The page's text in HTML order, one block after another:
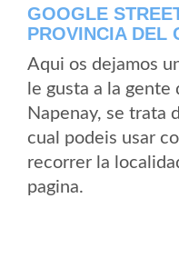
GOOGLE
PROVINCIA DEL
Aqui os dejamos
le gusta a la
Napenay, se trata
cual podeis usar
recorrer la
pagina.